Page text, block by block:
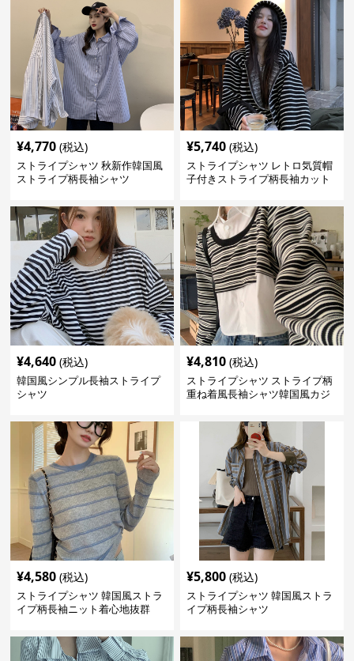
¥4,770 (税込)
ストライプシャツ 秋新作韓国風
ストライプ柄長袖シャツ
¥5,740 (税込)
ストライプシャツ レトロ気質帽
子付きストライプ柄長袖カット
¥4,640 (税込)
韓国風シンプル長袖ストライプ
シャツ
¥4,810 (税込)
ストライプシャツ ストライプ柄
重ね着風長袖シャツ韓国風カジ
¥4,580 (税込)
ストライプシャツ 韓国風ストラ
イプ柄長袖ニット着心地抜群
¥5,800 (税込)
ストライプシャツ 韓国風ストラ
イプ柄長袖シャツ